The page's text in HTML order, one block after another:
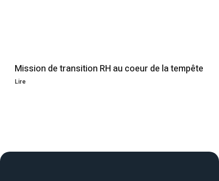
Mission de transition RH au coeur de la tempête
Lire